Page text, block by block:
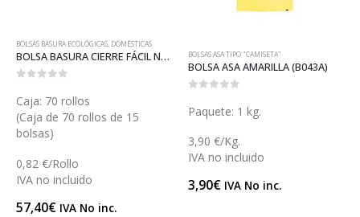
BOLSAS BASURA ECOLÓGICAS, DOMÉSTICAS
BOLSA BASURA CIERRE FÁCIL NEGRA (B004)
Caja: 70 rollos
(Caja de 70 rollos de 15
bolsas)
0,82 €/Rollo
IVA no incluido
57,40€ IVA No inc.
BOLSAS ASA TIPO "CAMISETA"
BOLSA ASA AMARILLA (B043A)
Paquete: 1 kg.
3,90 €/Kg.
IVA no incluido
3,90€ IVA No inc.